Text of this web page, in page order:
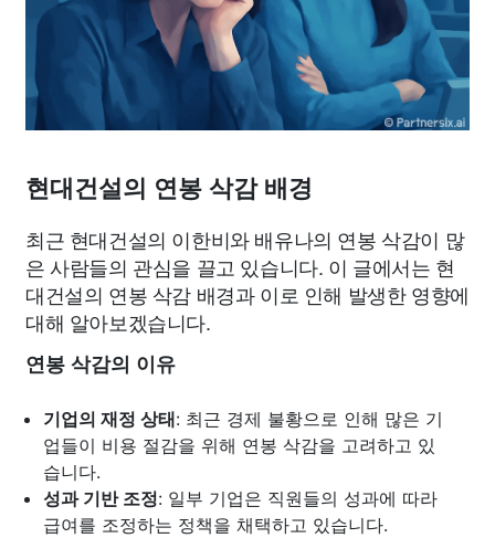
현대건설의 연봉 삭감 배경
최근 현대건설의 이한비와 배유나의 연봉 삭감이 많
은 사람들의 관심을 끌고 있습니다. 이 글에서는 현
대건설의 연봉 삭감 배경과 이로 인해 발생한 영향에
대해 알아보겠습니다.
연봉 삭감의 이유
기업의 재정 상태: 최근 경제 불황으로 인해 많은 기
업들이 비용 절감을 위해 연봉 삭감을 고려하고 있
습니다.
성과 기반 조정: 일부 기업은 직원들의 성과에 따라
급여를 조정하는 정책을 채택하고 있습니다.